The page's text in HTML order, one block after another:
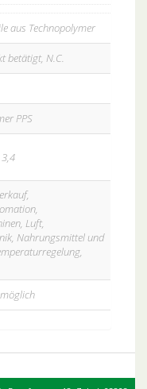
aus Technopolymer
betätigt, N.C.
PPS
Luft,
Nahrungsmittel und